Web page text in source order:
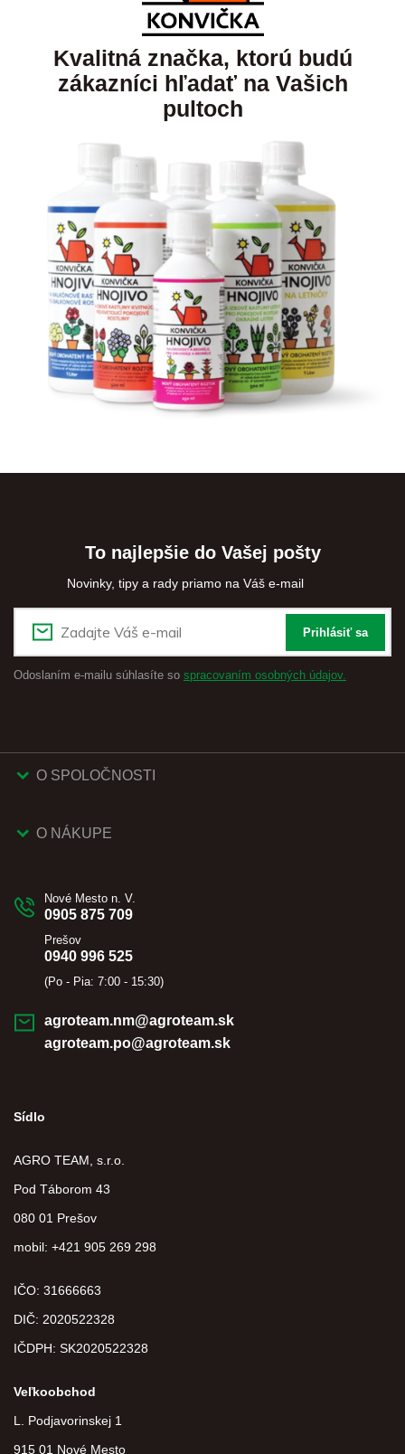
Kvalitná značka, ktorú budú
zákazníci hľadať na Vašich
pultoch
To najlepšie do Vašej pošty
Novinky, tipy a rady priamo na Váš e-mail
Prihlásiť sa
Odoslaním e-mailu súhlasíte so spracovaním osobných údajov.
O SPOLOČNOSTI
O NÁKUPE
Nové Mesto n. V.
0905 875 709
Prešov
0940 996 525
(Po - Pia: 7:00 - 15:30)
agroteam.nm@agroteam.sk
agroteam.po@agroteam.sk
Sídlo
AGRO TEAM, s.r.o.
Pod Táborom 43
080 01 Prešov
mobil: +421 905 269 298
IČO: 31666663
DIČ: 2020522328
IČDPH: SK2020522328
Veľkoobchod
L. Podjavorinskej 1
915 01 Nové Mesto